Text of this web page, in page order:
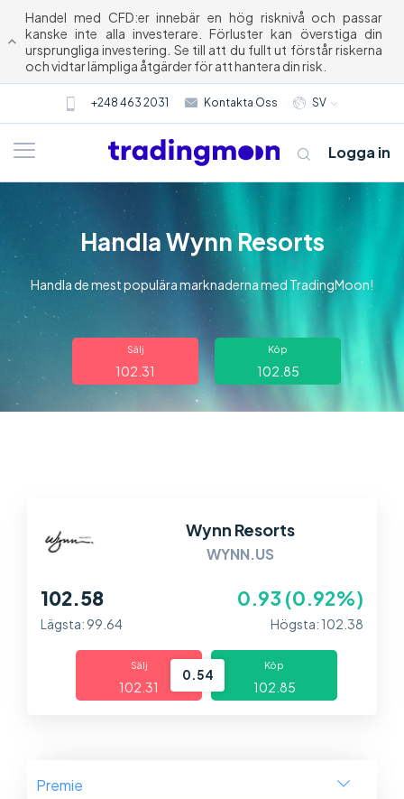
Handel med CFD:er innebär en hög risknivå och passar
kanske inte alla investerare. Förluster kan överstiga din
ursprungliga investering. Se till att du fullt ut förstår riskerna
och vidtar lämpliga åtgärder för att hantera din risk.
+248 463 2031 Kontakta Oss SV
Om oss
Information
Logga in
Handla Wynn Resorts
Handla de mest populära marknaderna med TradingMoon!
Sälj
102.31
Köp
102.85
Wynn Resorts
WYNN.US
102.58 0.93 (0.92%)
Lägsta: 99.64 Högsta: 102.38
Sälj
102.31
0.54
Köp
102.85
Premie